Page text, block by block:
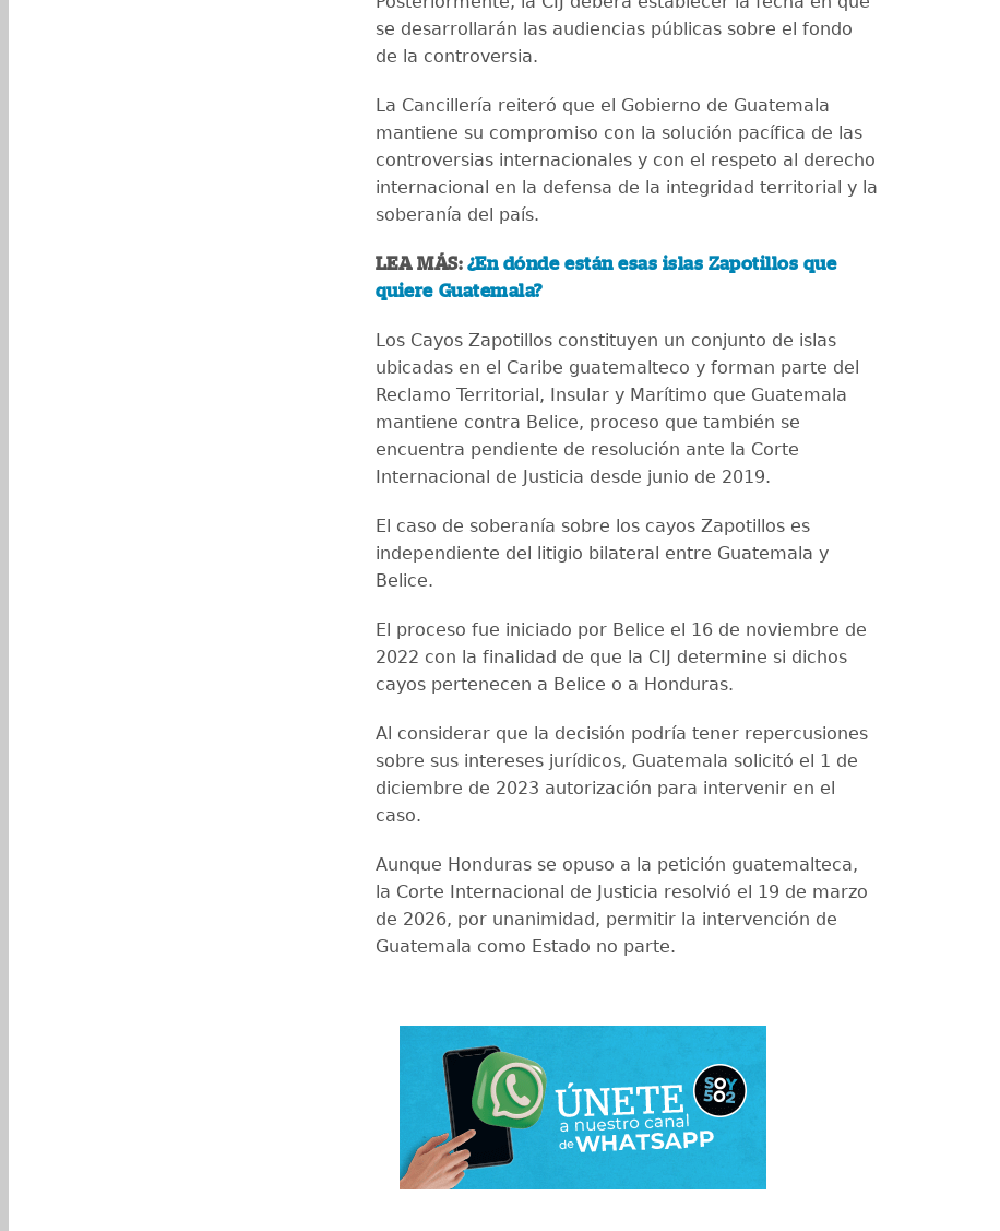
se desarrollarán las audiencias públicas sobre el fondo
de la controversia.
La Cancillería reiteró que el Gobierno de Guatemala
mantiene su compromiso con la solución pacífica de las
controversias internacionales y con el respeto al derecho
internacional en la defensa de la integridad territorial y la
soberanía del país.
LEA MÁS: ¿En dónde están esas islas Zapotillos que
quiere Guatemala?
Los Cayos Zapotillos constituyen un conjunto de islas
ubicadas en el Caribe guatemalteco y forman parte del
Reclamo Territorial, Insular y Marítimo que Guatemala
mantiene contra Belice, proceso que también se
encuentra pendiente de resolución ante la Corte
Internacional de Justicia desde junio de 2019.
El caso de soberanía sobre los cayos Zapotillos es
independiente del litigio bilateral entre Guatemala y
Belice.
El proceso fue iniciado por Belice el 16 de noviembre de
2022 con la finalidad de que la CIJ determine si dichos
cayos pertenecen a Belice o a Honduras.
Al considerar que la decisión podría tener repercusiones
sobre sus intereses jurídicos, Guatemala solicitó el 1 de
diciembre de 2023 autorización para intervenir en el
caso.
Aunque Honduras se opuso a la petición guatemalteca,
la Corte Internacional de Justicia resolvió el 19 de marzo
de 2026, por unanimidad, permitir la intervención de
Guatemala como Estado no parte.